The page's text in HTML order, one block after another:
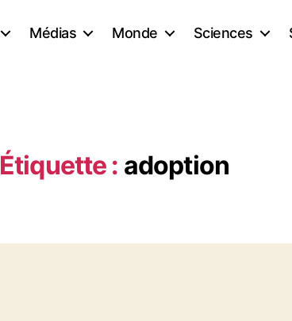
Médias Monde Sciences
Étiquette : adoption